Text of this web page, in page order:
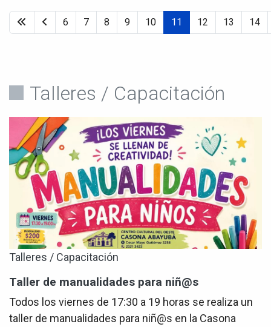
6 7 8 9 10 11 12 13 14
Talleres / Capacitación
Talleres / Capacitación
Taller de manualidades para niñ@s
Todos los viernes de 17:30 a 19 horas se realiza un
taller de manualidades para niñ@s en la Casona